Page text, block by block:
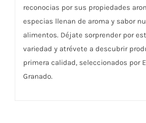
reconocias por sus propiedades
especias llenan de aroma y sabor
alimentos. Déjate sorprender por
variedad y atrévete a descubrir
primera calidad, seleccionados por
Granado.